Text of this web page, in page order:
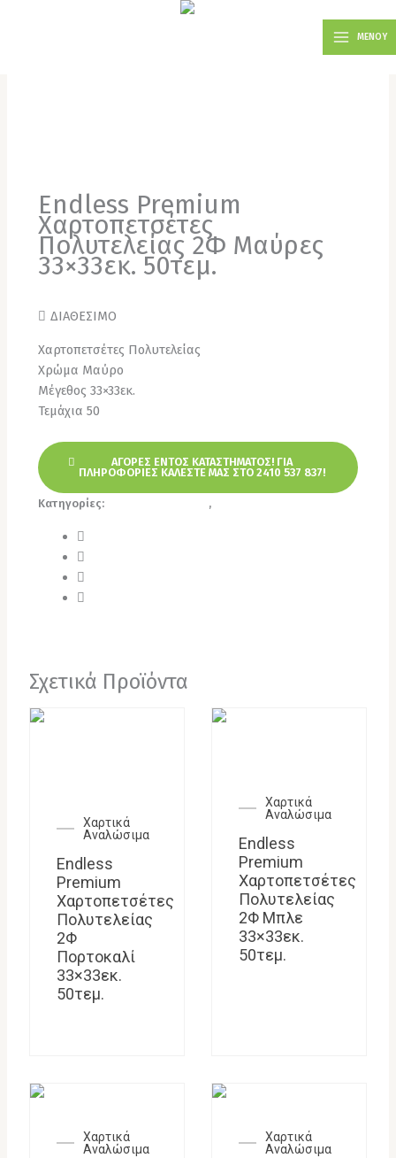
MAIN
MENUΜΕΝΟΥ
Endless Premium
Χαρτοπετσέτες
Πολυτελείας 2Φ Μαύρες
33×33εκ. 50τεμ.
ΔΙΑΘΕΣΙΜΟ
Χαρτοπετσέτες Πολυτελείας
Χρώμα Μαύρο
Μέγεθος 33×33εκ.
Τεμάχια 50
ΑΓΟΡΕΣ ΕΝΤΟΣ ΚΑΤΑΣΤΗΜΑΤΟΣ! ΓΙΑ
ΠΛΗΡΟΦΟΡΙΕΣ ΚΑΛΕΣΤΕ ΜΑΣ ΣΤΟ 2410 537 837!
Κατηγορίες: ,
Σχετικά Προϊόντα
Χαρτικά
Αναλώσιμα
Endless
Premium
Χαρτοπετσέτες
Πολυτελείας
2Φ
Πορτοκαλί
33×33εκ.
50τεμ.
Χαρτικά
Αναλώσιμα
Endless
Premium
Χαρτοπετσέτες
Πολυτελείας
2Φ Μπλε
33×33εκ.
50τεμ.
Χαρτικά
Αναλώσιμα
Χαρτικά
Αναλώσιμα